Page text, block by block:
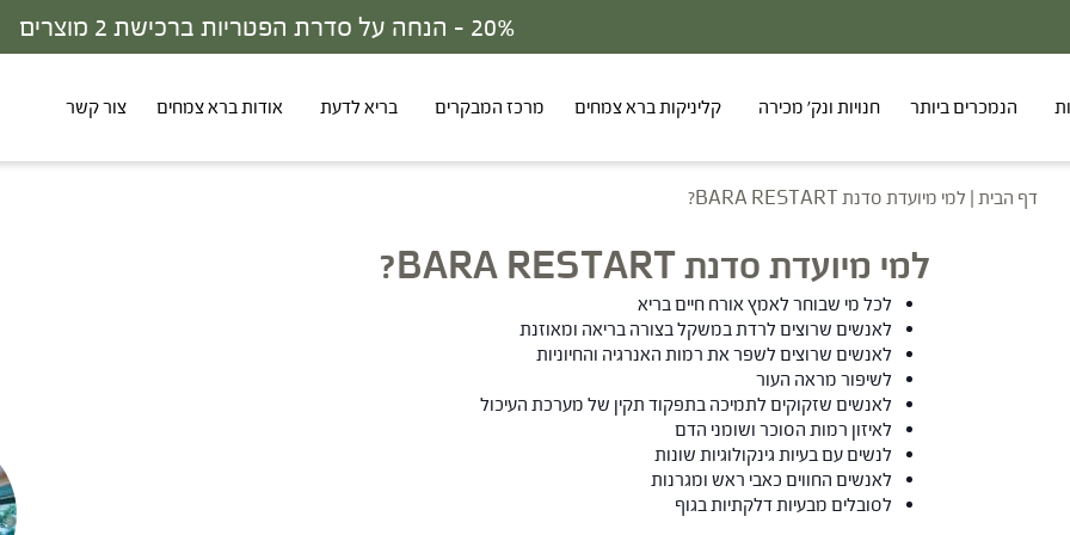
הנמכרים ביותר חנויות ונק' מכירה קליניקות ברא צמחים מרכז המבקרים בריא לדעת אודות ברא צמחים צור קשר
דף הבית | למי מיועדת סדנת BARA RESTART?
למי מיועדת סדנת BARA RESTART?
לכל מי שבוחר לאמץ אורח חיים בריא
לאנשים שרוצים לרדת במשקל בצורה בריאה ומאוזנת
לאנשים שרוצים לשפר את רמות האנרגיה והחיוניות
לשיפור מראה העור
לאנשים שזקוקים לתמיכה בתפקוד תקין של מערכת העיכול
לאיזון רמות הסוכר ושומני הדם
לנשים עם בעיות גינקולוגיות שונות
לאנשים החווים כאבי ראש ומגרנות
לסובלים מבעיות דלקתיות בגוף